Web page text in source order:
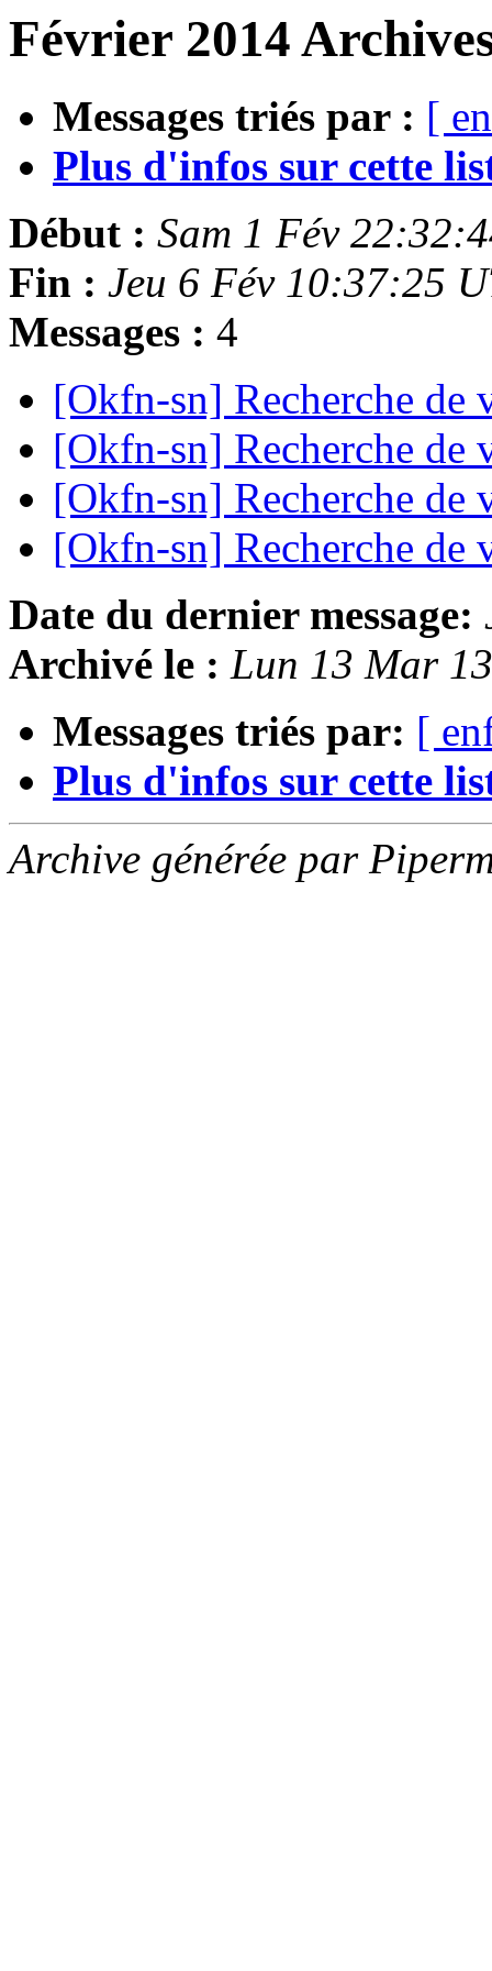
Février 2014
Messages triés par : [
Plus d'infos sur cette
Début : Sam 1 Fév
Fin : Jeu 6 Fév 10:37:25
Messages : 4
[Okfn-sn] Recherche de
[Okfn-sn] Recherche de
[Okfn-sn] Recherche de
[Okfn-sn] Recherche de
Date du dernier message:
Archivé le : Lun 13 Mar
Messages triés par: [
Plus d'infos sur cette
Archive générée par